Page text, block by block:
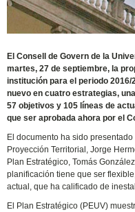
El Consell de Govern de la
martes, 27 de septiembre, la
institución para el periodo
nuevo en cuatro estrategias,
57 objetivos y 105 líneas de
que ser aprobada ahora por el
El documento ha sido
Proyección Territorial, Jorge
Plan Estratégico, Tomás
planificación tiene que ser
actual, que ha calificado de
El Plan Estratégico (PEUV)